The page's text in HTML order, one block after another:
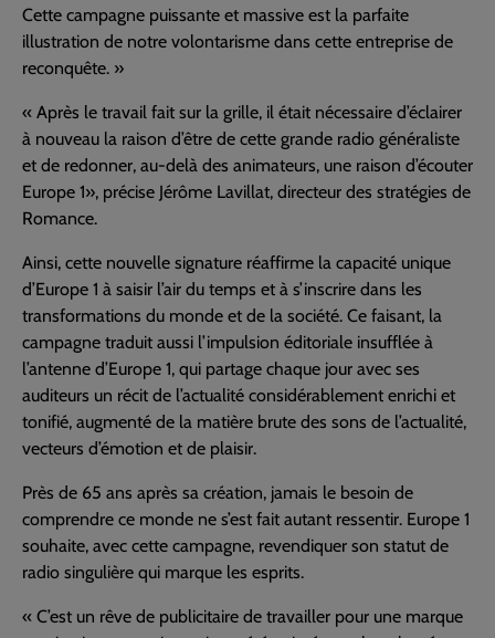
Cette campagne puissante et massive est la parfaite
illustration de notre volontarisme dans cette entreprise de
reconquête. »
« Après le travail fait sur la grille, il était nécessaire d’éclairer
à nouveau la raison d’être de cette grande radio généraliste
et de redonner, au-delà des animateurs, une raison d’écouter
Europe 1», précise Jérôme Lavillat, directeur des stratégies de
Romance.
Ainsi, cette nouvelle signature réaffirme la capacité unique
d’Europe 1 à saisir l’air du temps et à s’inscrire dans les
transformations du monde et de la société. Ce faisant, la
campagne traduit aussi l’impulsion éditoriale insufflée à
l’antenne d’Europe 1, qui partage chaque jour avec ses
auditeurs un récit de l’actualité considérablement enrichi et
tonifié, augmenté de la matière brute des sons de l’actualité,
vecteurs d’émotion et de plaisir.
Près de 65 ans après sa création, jamais le besoin de
comprendre ce monde ne s’est fait autant ressentir. Europe 1
souhaite, avec cette campagne, revendiquer son statut de
radio singulière qui marque les esprits.
« C’est un rêve de publicitaire de travailler pour une marque